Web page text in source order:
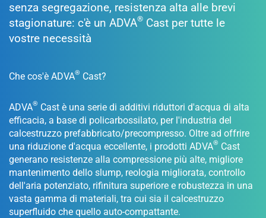
senza segregazione, resistenza alta alle brevi
stagionature: c'è un ADVA® Cast per tutte le
vostre necessità
Che cos'è ADVA® Cast?
ADVA® Cast è una serie di additivi riduttori d'acqua di alta
efficacia, a base di policarbossilato, per l'industria del
calcestruzzo prefabbricato/precompresso. Oltre ad offrire
una riduzione d'acqua eccellente, i prodotti ADVA® Cast
generano resistenze alla compressione più alte, migliore
mantenimento dello slump, reologia migliorata, controllo
dell'aria potenziato, rifinitura superiore e robustezza in una
vasta gamma di materiali, tra cui sia il calcestruzzo
superfluido che quello auto-compattante.